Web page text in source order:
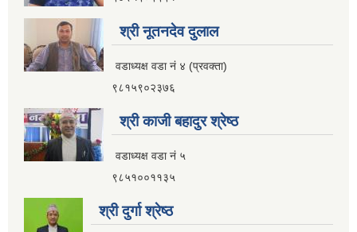
श्री नूतनदेव दुलाल
वडाध्यक्ष वडा नं ४ (प्रवक्ता)
९८१५९०२३७६
श्री काजी बहादुर श्रेष्ठ
वडाध्यक्ष वडा नं ५
९८५१००११३५
श्री दुर्गा श्रेष्ठ